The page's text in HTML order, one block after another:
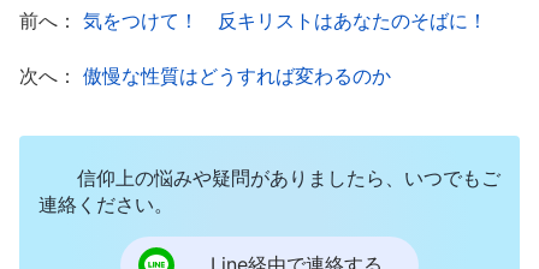
動機と目的に従い、絶えずあら探しをして重箱の隅
に背いているなどと陰で噂を広めたり、指導者や働
このように言ったりします。『誰それという指導者
は以前にこういう間違いを犯し、上層部に取り扱わ
れたが、あなたがたは誰もそのことを知らない。そ
前へ： 気をつけて！ 反キリストはあなたのそばに！
次へ： 傲慢な性質はどうすれば変わるのか
信仰上の悩みや疑問がありましたら、いつでもご
連絡ください。